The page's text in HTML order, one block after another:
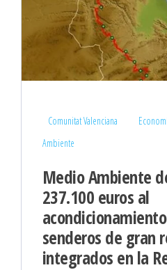
Comunitat Valenciana
Ambiente
Medio Ambiente
237.100 euros al
senderos de gran
integrados en la